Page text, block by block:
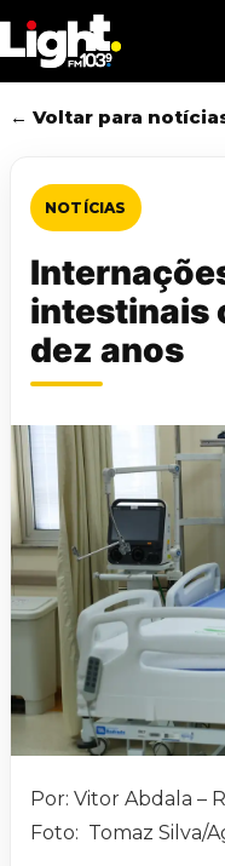
to
main
content
← Voltar para
NOTÍCIAS
intestinais
dez anos
Por: Vitor Abdala –
Foto: Tomaz Silva/